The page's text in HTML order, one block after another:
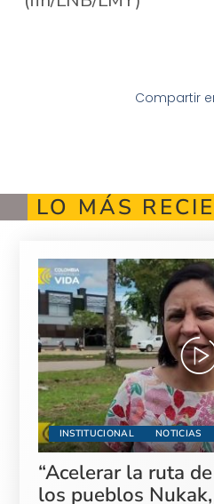
Compartir
LO MÁS
INSTITUCIONAL NOTICIAS
“Acelerar la ruta
los pueblos